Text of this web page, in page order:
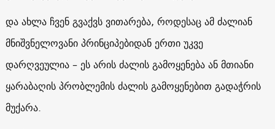
და ახლა ჩვენ გვაქვს ვითარება, როდესაც ამ ძალიან
მნიშვნელოვანი პრინციპებიდან ერთი უკვე
დარღვეულია – ეს არის ძალის გამოყენება ან მთიანი
ყარაბაღის პრობლემის ძალის გამოყენებით გადაჭრის
მუქარა.